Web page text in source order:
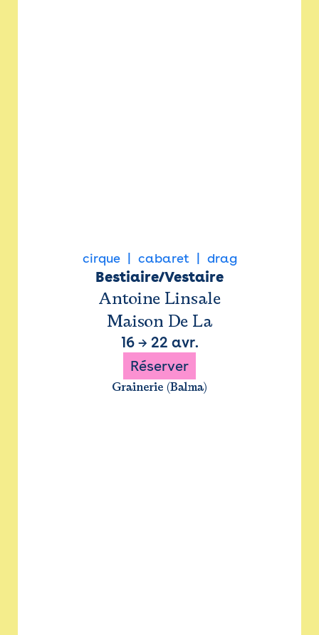
cirque cabaret drag
Bestiaire/Vestaire
Antoine Linsale
Maison De La
16→ 22 avr.
Réserver
Grainerie (Balma)